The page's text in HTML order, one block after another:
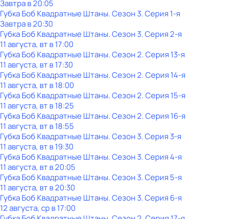
Завтра в 20:05
Губка Боб Квадратные Штаны. Сезон 3. Серия 1-я
Завтра в 20:30
Губка Боб Квадратные Штаны. Сезон 3. Серия 2-я
11 августа, вт в 17:00
Губка Боб Квадратные Штаны. Сезон 2. Серия 13-я
11 августа, вт в 17:30
Губка Боб Квадратные Штаны. Сезон 2. Серия 14-я
11 августа, вт в 18:00
Губка Боб Квадратные Штаны. Сезон 2. Серия 15-я
11 августа, вт в 18:25
Губка Боб Квадратные Штаны. Сезон 2. Серия 16-я
11 августа, вт в 18:55
Губка Боб Квадратные Штаны. Сезон 3. Серия 3-я
11 августа, вт в 19:30
Губка Боб Квадратные Штаны. Сезон 3. Серия 4-я
11 августа, вт в 20:05
Губка Боб Квадратные Штаны. Сезон 3. Серия 5-я
11 августа, вт в 20:30
Губка Боб Квадратные Штаны. Сезон 3. Серия 6-я
12 августа, ср в 17:00